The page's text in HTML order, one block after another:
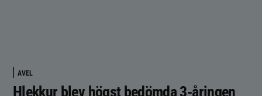
AVEL
Hlekkur blev högst bedömda 3-åringen